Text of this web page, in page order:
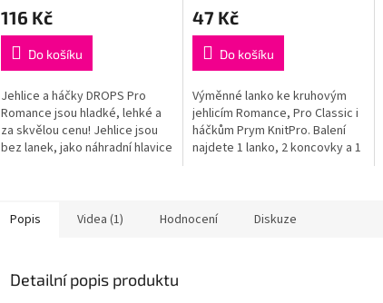
produktu
je
5,0
z
5
hvězdiček.
116 Kč
Do košíku
Jehlice a háčky DROPS Pro
Romance jsou hladké, lehké a
za skvělou cenu! Jehlice jsou
bez lanek, jako náhradní hlavice
47 Kč
Do košíku
Výměnné lanko ke kruhovým
jehlicím Romance, Pro Classic i
háčkům Prym KnitPro. Balení
najdete 1 lanko, 2 koncovky a 1
Popis Videa (1) Hodnocení Diskuze
Detailní popis produktu